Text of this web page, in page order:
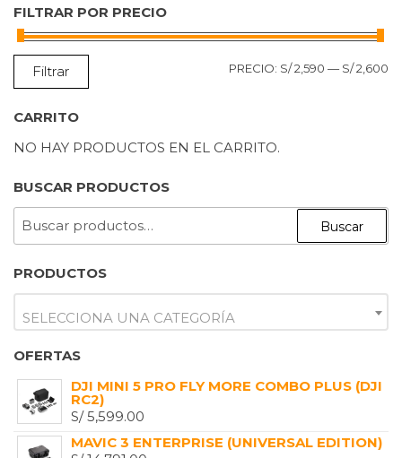
FILTRAR POR PRECIO
Filtrar PRECIO: S/ 2,590 — S/ 2,600
CARRITO
NO HAY PRODUCTOS EN EL CARRITO.
BUSCAR PRODUCTOS
Buscar
PRODUCTOS
SELECCIONA UNA CATEGORÍA
OFERTAS
DJI MINI 5 PRO FLY MORE COMBO PLUS (DJI
RC2)
S/5,599.00
MAVIC 3 ENTERPRISE (UNIVERSAL EDITION)